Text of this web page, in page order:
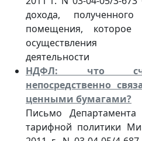
дохода,
помещения, которое
осуществления
деятельности
НДФЛ: что
непосредственно
ценными бумагами?
Письмо
тарифной политики